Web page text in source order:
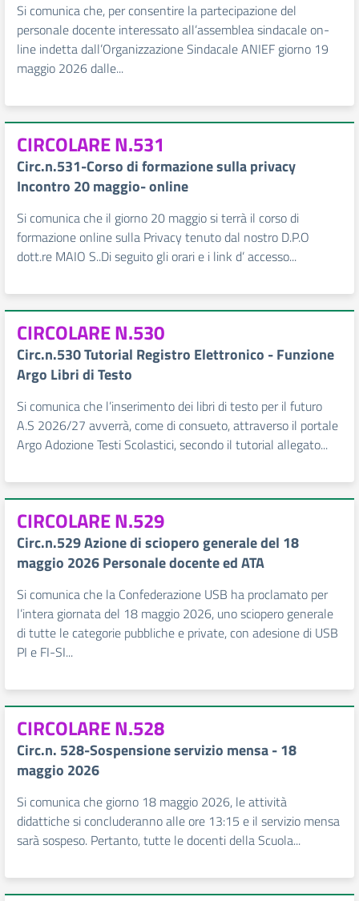
Si comunica che, per consentire la partecipazione del
personale docente interessato all’assemblea sindacale on-
line indetta dall’Organizzazione Sindacale ANIEF giorno 19
maggio 2026 dalle...
CIRCOLARE N.531
Circ.n.531-Corso di formazione sulla privacy
Incontro 20 maggio- online
Si comunica che il giorno 20 maggio si terrà il corso di
formazione online sulla Privacy tenuto dal nostro D.P.O
dott.re MAIO S..Di seguito gli orari e i link d’ accesso...
CIRCOLARE N.530
Circ.n.530 Tutorial Registro Elettronico - Funzione
Argo Libri di Testo
Si comunica che l’inserimento dei libri di testo per il futuro
A.S 2026/27 avverrà, come di consueto, attraverso il portale
Argo Adozione Testi Scolastici, secondo il tutorial allegato...
CIRCOLARE N.529
Circ.n.529 Azione di sciopero generale del 18
maggio 2026 Personale docente ed ATA
Si comunica che la Confederazione USB ha proclamato per
l’intera giornata del 18 maggio 2026, uno sciopero generale
di tutte le categorie pubbliche e private, con adesione di USB
PI e FI-SI...
CIRCOLARE N.528
Circ.n. 528-Sospensione servizio mensa - 18
maggio 2026
Si comunica che giorno 18 maggio 2026, le attività
didattiche si concluderanno alle ore 13:15 e il servizio mensa
sarà sospeso. Pertanto, tutte le docenti della Scuola...